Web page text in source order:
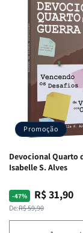
Promoção
Devocional Quarto
Isabelle S. Alves
-47%
Preço
normal
De:R$ 59,90
Preço
promocional
R$ 31,90